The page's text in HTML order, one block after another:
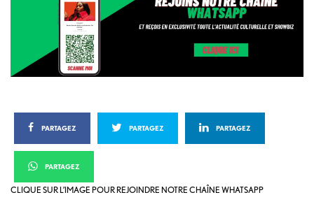
PARTAGEZ PARTAGEZ PARTAGEZ
PARTAGEZ
CLIQUE SUR L’IMAGE POUR REJOINDRE NOTRE CHAÎNE WHATSAPP